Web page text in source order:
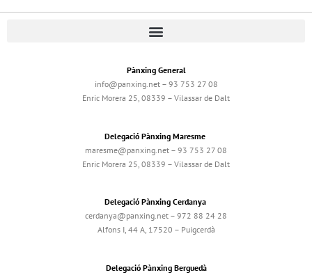
Pànxing General
info@panxing.net – 93 753 27 08
Enric Morera 25, 08339 – Vilassar de Dalt
Delegació Pànxing Maresme
maresme@panxing.net – 93 753 27 08
Enric Morera 25, 08339 – Vilassar de Dalt
Delegació Pànxing Cerdanya
cerdanya@panxing.net – 972 88 24 28
Alfons I, 44 A, 17520 – Puigcerdà
Delegació Pànxing Berguedà